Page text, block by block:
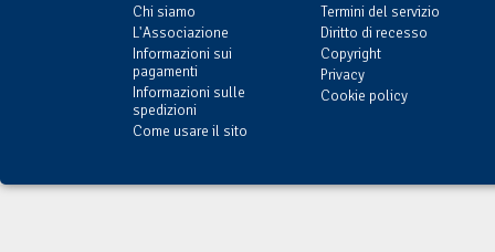
Chi siamo
L'Associazione
Informazioni sui
pagamenti
Informazioni sulle
spedizioni
Come usare il sito
Termini del servizio
Diritto di recesso
Copyright
Privacy
Cookie policy